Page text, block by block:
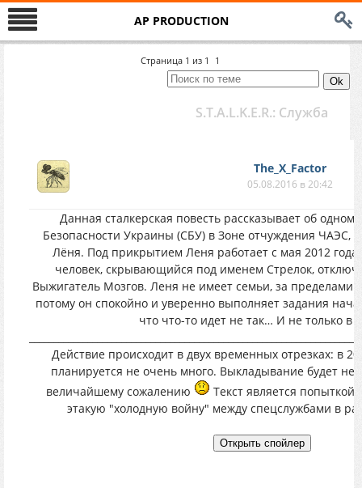
AP PRODUCTION
Страница 1 из 1 1
S.T.A.L.K.E.R.: Служба
The_X_Factor
05.08.2016 в 20:42
Данная сталкерская повесть рассказывает об одном
Безопасности Украины (СБУ) в Зоне отчуждения ЧАЭС,
Лёня. Под прикрытием Леня работает с мая 2012 года,
человек, скрывающийся под именем Стрелок,
Выжигатель Мозгов. Леня не имеет семьи, за пределами
потому он спокойно и уверенно выполняет задания
что что-то идет не так… И не только в
Действие происходит в двух временных отрезках: в
планируется не очень много. Выкладывание будет
величайшему сожалению
Текст является
этакую "холодную войну" между спецслужбами в